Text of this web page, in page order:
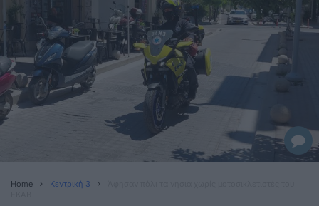
Home Κεντρική 3